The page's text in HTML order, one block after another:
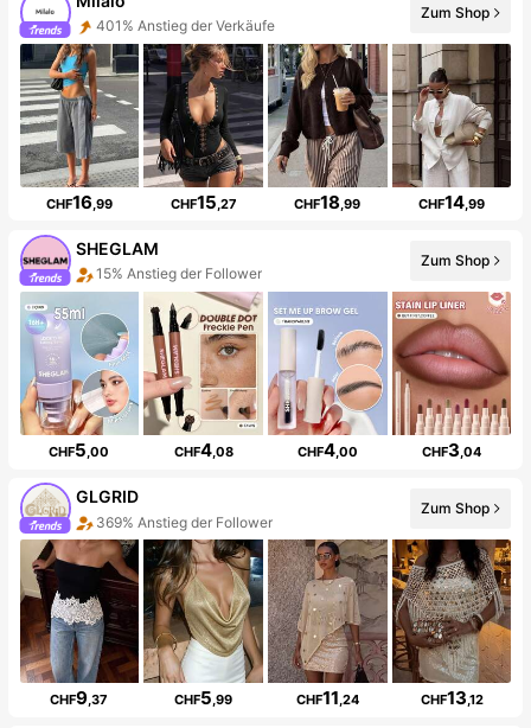
401% Anstieg der Verkäufe
Zum Shop
CHF16,99 CHF15,27 CHF18,99 CHF14,99
SHEGLAM
15% Anstieg der Follower
Zum Shop
CHF5,00 CHF4,08 CHF4,00 CHF3,04
GLGRID
369% Anstieg der Follower
Zum Shop
CHF9,37 CHF5,99 CHF11,24 CHF13,12